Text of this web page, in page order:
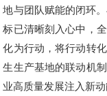
地与团队赋能的闭环
标已清晰刻入心中，
化为行动，将行动转
生生产基地的联动机
业高质量发展注入新动